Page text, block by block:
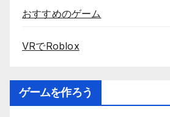
おすすめのゲーム
VRでRoblox
ゲームを作ろう